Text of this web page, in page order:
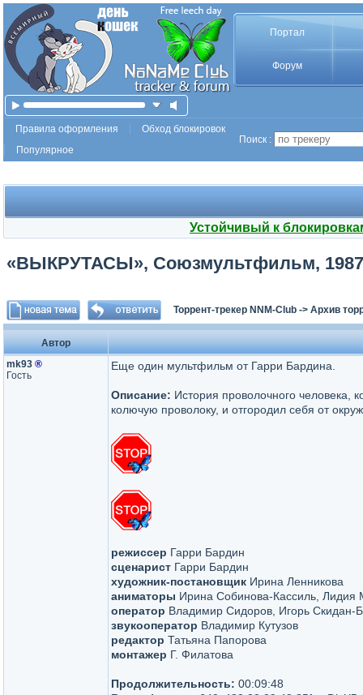
Портал
Форум
Правила оформления
Обход блокировок
Популярное
Поиск :
Устойчивый к
«ВЫКРУТАСЫ», Союзмультфильм, 1987
Торрент-трекер NNM-Club -> Архив
Автор
mk93 ®
Гость
Еще один мультфильм от Гарри Бардина.
Описание: История проволочного человека,
колючую проволоку, и отгородил себя от
режиссер Гарри Бардин
сценарист Гарри Бардин
художник-постановщик Ирина Ленникова
аниматоры Ирина Собинова-Кассиль, Лидия
оператор Владимир Сидоров, Игорь Скидан-
звукооператор Владимир Кутузов
редактор Татьяна Папорова
монтажер Г. Филатова
Продолжительность: 00:09:48